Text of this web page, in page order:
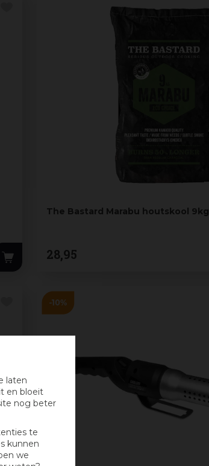
laten
en bloeit
nog beter
te
kunnen
we
The Bastard Marabu houtskool 9kg
28,95